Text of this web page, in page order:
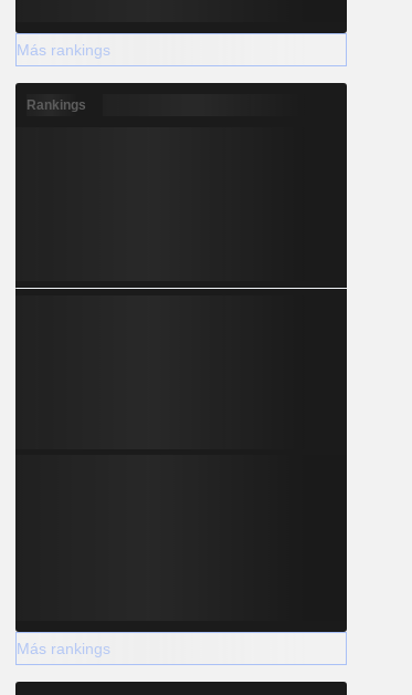
Más rankings
Rankings
Más rankings